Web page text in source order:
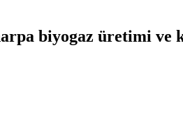
biyogaz üretimi ve